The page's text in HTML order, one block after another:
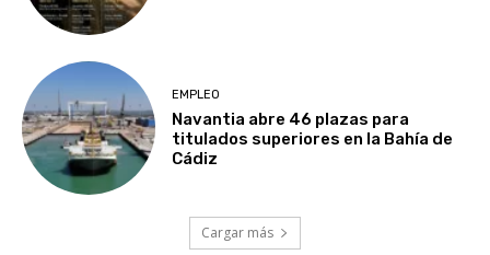
EMPLEO
Navantia abre 46 plazas para
titulados superiores en la Bahía de
Cádiz
Cargar más